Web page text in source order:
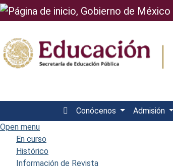
Conócenos Admisión
Open menu
En curso
Histórico
Información de Revista